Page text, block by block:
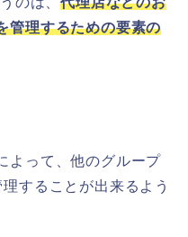
管理するための要素の
よって、他のグループ
することが出来るよう